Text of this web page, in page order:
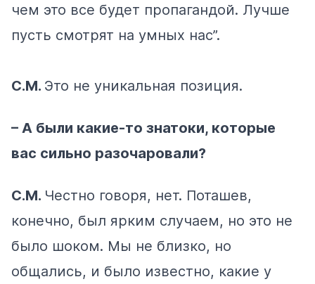
чем это все будет пропагандой. Лучше
пусть смотрят на умных нас”.
С.М. Это не уникальная позиция.
– А были какие-то знатоки, которые
вас сильно разочаровали?
С.М. Честно говоря, нет. Поташев,
конечно, был ярким случаем, но это не
было шоком. Мы не близко, но
общались, и было известно, какие у